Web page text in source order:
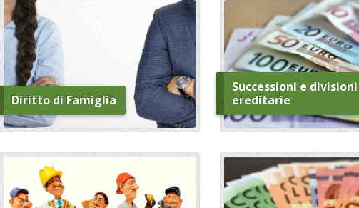
Diritto di Famiglia
Successioni e divisioni
ereditarie